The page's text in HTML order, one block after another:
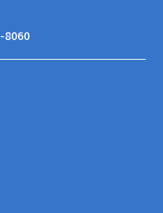
8060